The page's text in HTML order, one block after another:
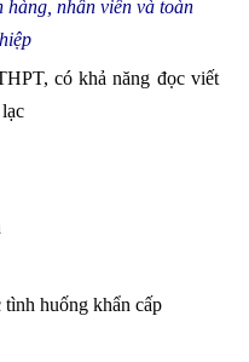
hàng, nhân viên và toàn
có khả năng đọc viết
huống khẩn cấp